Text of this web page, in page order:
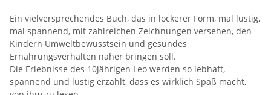
Ein vielversprechendes Buch, das in lockerer Form, mal lustig,
mal spannend, mit zahlreichen Zeichnungen versehen, den
Kindern Umweltbewusstsein und gesundes
Ernährungsverhalten näher bringen soll.
Die Erlebnisse des 10jährigen Leo werden so lebhaft,
spannend und lustig erzählt, dass es wirklich Spaß macht,